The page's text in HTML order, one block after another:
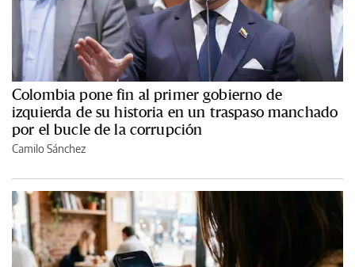
Colombia pone fin al primer gobierno de
izquierda de su historia en un traspaso manchado
por el bucle de la corrupción
Camilo Sánchez